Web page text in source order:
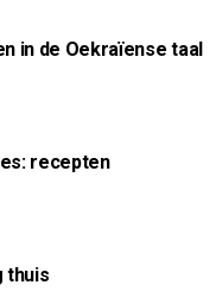
in de Oekraïense taal
recepten
thuis